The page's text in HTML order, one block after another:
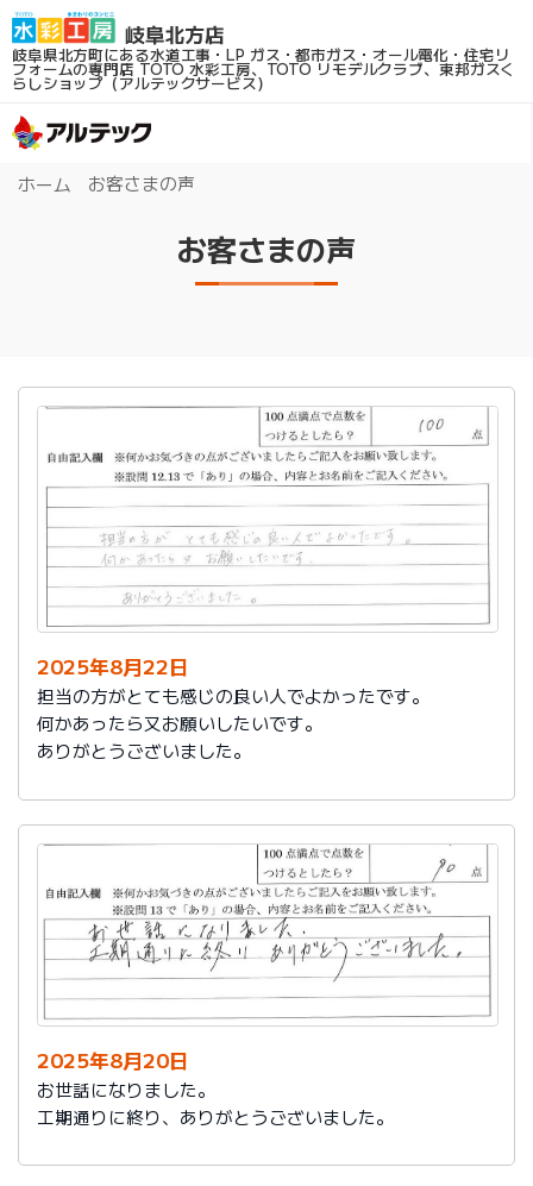
岐阜県北方町にある水道工事・LP ガス・都市ガス・オール電化・住宅リ
フォームの専門店TOTO 水彩工房、TOTO リモデルクラブ、東邦ガスく
らしショップ（アルテックサービス）
ホーム お客さまの声
お客さまの声
2025年8月22日
担当の方がとても感じの良い人でよかったです。
何かあったら又お願いしたいです。
ありがとうございました。
2025年8月20日
お世話になりました。
工期通りに終り、ありがとうございました。